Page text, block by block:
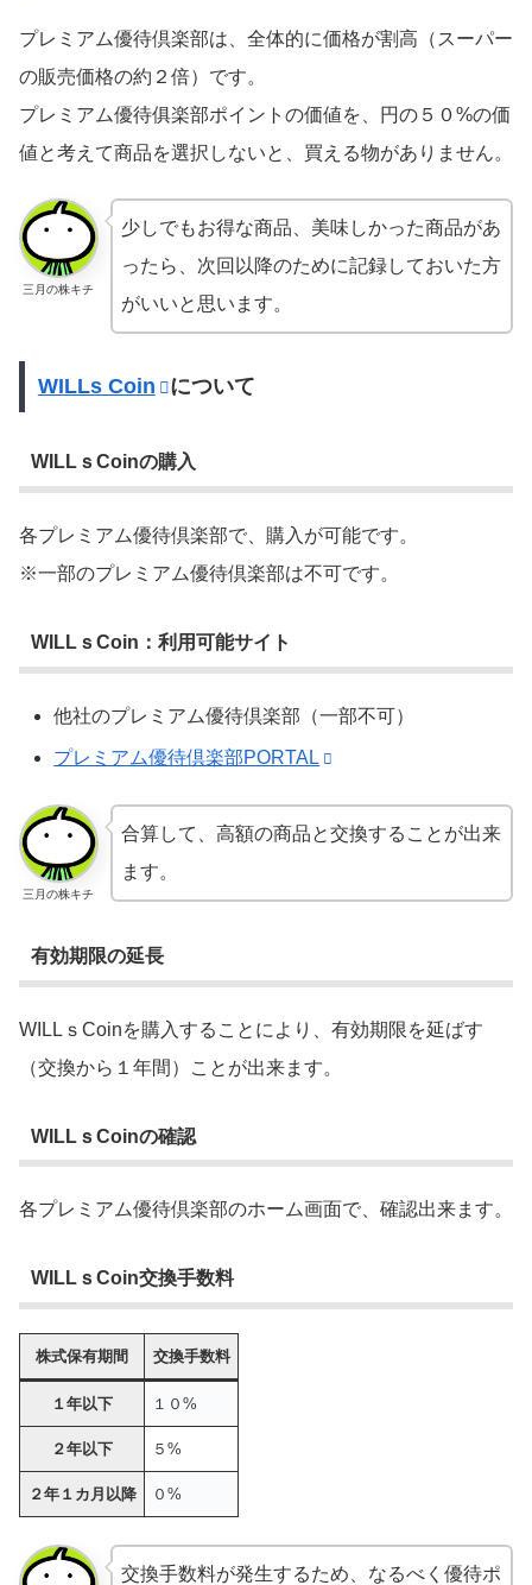
プレミアム優待倶楽部は、全体的に価格が割高（スーパー
の販売価格の約２倍）です。
プレミアム優待俱楽部ポイントの価値を、円の５０%の価
値と考えて商品を選択しないと、買える物がありません。
三月の株キチ
少しでもお得な商品、美味しかった商品があ
ったら、次回以降のために記録しておいた方
がいいと思います。
WILLs Coin について
WILLｓCoinの購入
各プレミアム優待倶楽部で、購入が可能です。
※一部のプレミアム優待倶楽部は不可です。
WILLｓCoin：利用可能サイト
他社のプレミアム優待倶楽部（一部不可）
プレミアム優待倶楽部PORTAL
三月の株キチ
合算して、高額の商品と交換することが出来
ます。
有効期限の延長
WILLｓCoinを購入することにより、有効期限を延ばす
（交換から１年間）ことが出来ます。
WILLｓCoinの確認
各プレミアム優待倶楽部のホーム画面で、確認出来ます。
WILLｓCoin交換手数料
株式保有期間 交換手数料
１年以下 １０%
２年以下 ５%
２年１カ月以降 ０%
交換手数料が発生するため、なるべく優待ポ